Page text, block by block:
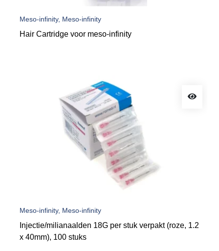
Meso-infinity, Meso-infinity
Hair Cartridge voor meso-infinity
Meso-infinity, Meso-infinity
Injectie/milianaalden 18G per stuk verpakt (roze, 1.2
x 40mm), 100 stuks